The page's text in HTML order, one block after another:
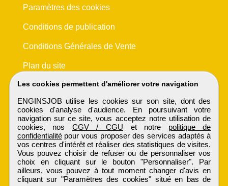
Les cookies permettent d'améliorer votre navigation
ENGINSJOB utilise les cookies sur son site, dont des
cookies d'analyse d'audience. En poursuivant votre
navigation sur ce site, vous acceptez notre utilisation de
cookies, nos CGV / CGU et notre politique de
confidentialitépour vous proposer des services adaptés à
vos centres d'intérêt et réaliser des statistiques de visites.
Vous pouvez choisir de refuser ou de personnaliser vos
choix en cliquant sur le bouton "Personnaliser". Par
ailleurs, vous pouvez à tout moment changer d'avis en
cliquant sur "Paramètres des cookies" situé en bas de
Paramètres des cookies
Conditions de publication
Conditions Générales de Vente
Plan du site